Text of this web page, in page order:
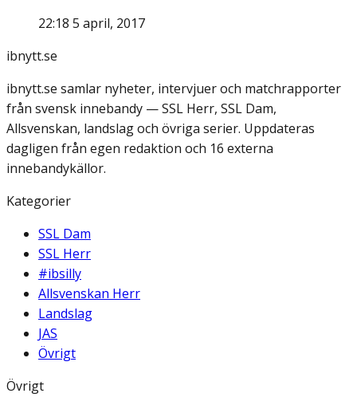
22:18 5 april, 2017
ibnytt.se
ibnytt.se samlar nyheter, intervjuer och matchrapporter
från svensk innebandy — SSL Herr, SSL Dam,
Allsvenskan, landslag och övriga serier. Uppdateras
dagligen från egen redaktion och 16 externa
innebandykällor.
Kategorier
SSL Dam
SSL Herr
#ibsilly
Allsvenskan Herr
Landslag
JAS
Övrigt
Övrigt